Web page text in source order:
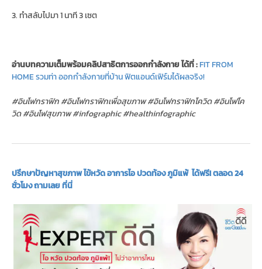
3. ทำสลับไปมา 1 นาที 3 เซต
อ่านบทความเต็มพร้อมคลิปสาธิตการออกกำลังกาย ได้ที่ :FIT FROM
HOME รวมท่า ออกกำลังกายที่บ้าน ฟิตแอนด์เฟิร์มได้ผลจริง!
#อินโฟกราฟิก #อินโฟกราฟิกเพื่อสุขภาพ #อินโฟกราฟิกโควิด #อินโฟโค
วิด #อินโฟสุขภาพ #infographic #healthinfographic
ปรึกษาปัญหาสุขภาพ ไข้หวัด อาการไอ ปวดท้อง ภูมิแพ้ ได้ฟรี! ตลอด 24
ชั่วโมง ถามเลย ที่นี่